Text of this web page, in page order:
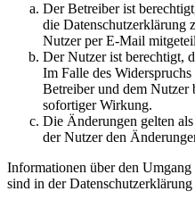
Der Betreiber ist
die Datenschutzerklärung
Nutzer per E-Mail
Der Nutzer ist berechtigt,
Im Falle des
Betreiber und dem Nutzer
sofortiger Wirkung.
Die Änderungen gelten
der Nutzer den
Informationen über den
sind in der Datenschutzerklärung